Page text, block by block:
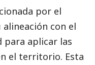
por el
alineación con el
para aplicar las
el territorio. Esta